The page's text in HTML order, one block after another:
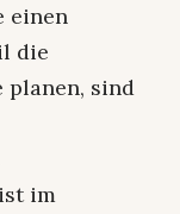
einen
die
planen, sind
im